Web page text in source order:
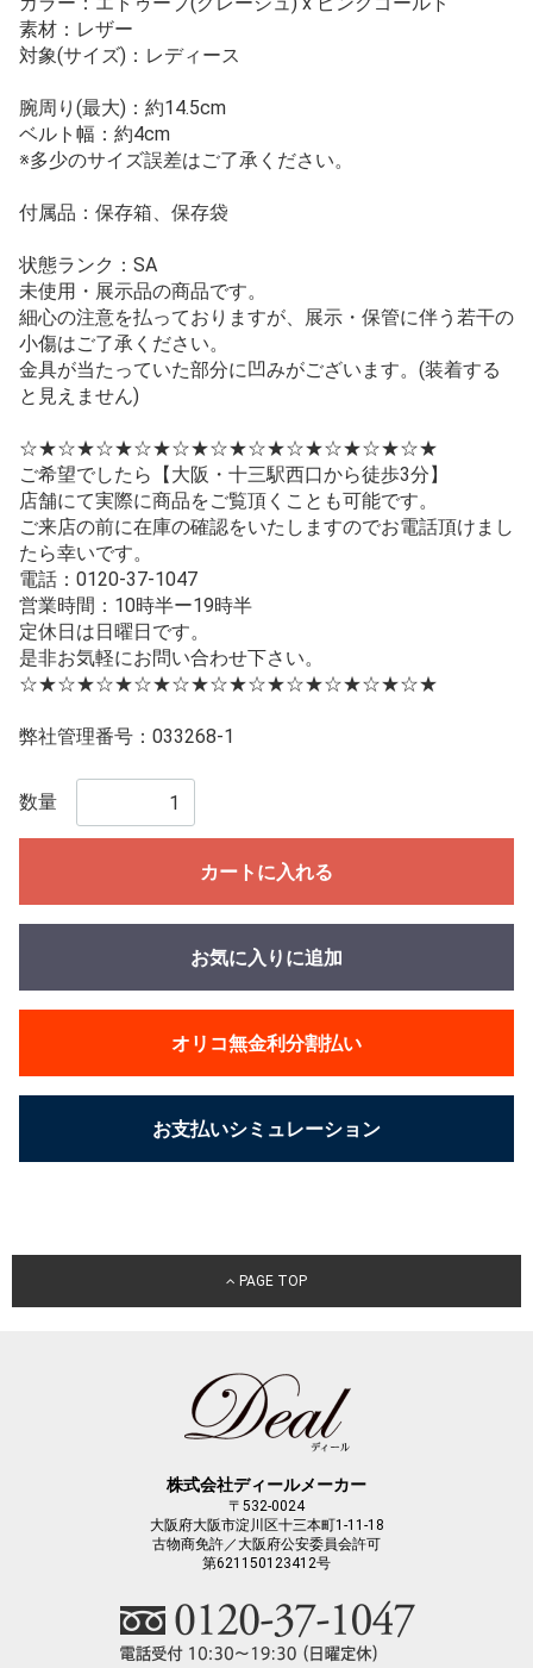
素材：レザー
対象(サイズ)：レディース
腕周り(最大)：約14.5cm
ベルト幅：約4cm
※多少のサイズ誤差はご了承ください。
付属品：保存箱、保存袋
状態ランク：SA
未使用・展示品の商品です。
細心の注意を払っておりますが、展示・保管に伴う若干の
小傷はご了承ください。
金具が当たっていた部分に凹みがございます。(装着する
と見えません)
☆★☆★☆★☆★☆★☆★☆★☆★☆★☆★☆★
ご希望でしたら【大阪・十三駅西口から徒歩3分】
店舗にて実際に商品をご覧頂くことも可能です。
ご来店の前に在庫の確認をいたしますのでお電話頂けまし
たら幸いです。
電話：0120-37-1047
営業時間：10時半ー19時半
定休日は日曜日です。
是非お気軽にお問い合わせ下さい。
☆★☆★☆★☆★☆★☆★☆★☆★☆★☆★☆★
弊社管理番号：033268-1
数量
カートに入れる
お気に入りに追加
オリコ無金利分割払い
お支払いシミュレーション
PAGE TOP
株式会社ディールメーカー
〒532-0024
大阪府大阪市淀川区十三本町1-11-18
古物商免許／大阪府公安委員会許可
第621150123412号